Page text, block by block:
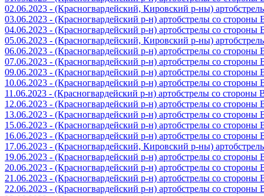
02.06.2023 - (Красногвардейский, Кировский р-ны)
03.06.2023 - (Красногвардейский р-н) артобстрелы со
04.06.2023 - (Красногвардейский р-н) артобстрелы со
05.06.2023 - (Красногвардейский, Кировский р-ны)
06.06.2023 - (Красногвардейский р-н) артобстрелы со
07.06.2023 - (Красногвардейский р-н) артобстрелы со
09.06.2023 - (Красногвардейский р-н) артобстрелы со
10.06.2023 - (Красногвардейский р-н) артобстрелы со
11.06.2023 - (Красногвардейский р-н) артобстрелы со стороны
12.06.2023 - (Красногвардейский р-н) артобстрелы со
13.06.2023 - (Красногвардейский р-н) артобстрелы со
15.06.2023 - (Красногвардейский р-н) артобстрелы со
16.06.2023 - (Красногвардейский р-н) артобстрелы со
17.06.2023 - (Красногвардейский, Кировский р-ны)
19.06.2023 - (Красногвардейский р-н) артобстрелы со
20.06.2023 - (Красногвардейский р-н) артобстрелы со
21.06.2023 - (Красногвардейский р-н) артобстрелы со
22.06.2023 - (Красногвардейский р-н) артобстрелы со